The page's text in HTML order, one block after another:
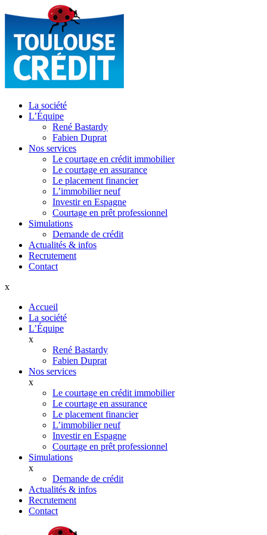
La société
L’Équipe
René Bastardy
Fabien Duprat
Nos services
Le courtage en crédit immobilier
Le courtage en assurance
Le placement financier
L’immobilier neuf
Investir en Espagne
Courtage en prêt professionnel
Simulations
Demande de crédit
Actualités & infos
Recrutement
Contact
x
Accueil
La société
L’Équipe
x
René Bastardy
Fabien Duprat
Nos services
x
Le courtage en crédit immobilier
Le courtage en assurance
Le placement financier
L’immobilier neuf
Investir en Espagne
Courtage en prêt professionnel
Simulations
x
Demande de crédit
Actualités & infos
Recrutement
Contact